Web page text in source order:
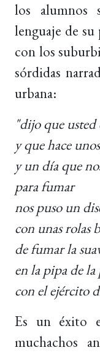
los alumnos
lenguaje de su
con los
sórdidas
urbana:
"dijo que usted
y que hace
y un día que
para fumar
nos puso un
con unas rolas
de fumar la
en la pipa de la
con el ejército
Es un éxito
muchachos